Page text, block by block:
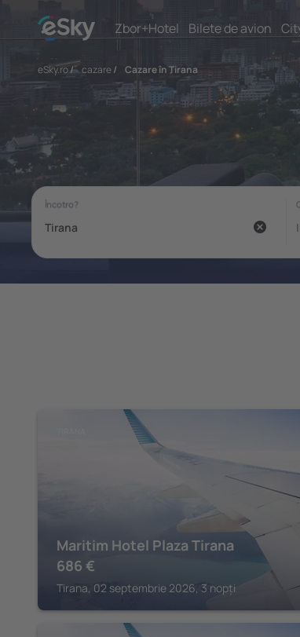
Zbor+Hotel Bilete de avion
eSky.ro/ cazare/ Cazare în Tirana
Maritim Hotel Plaza Tirana
686 €
Tirana, 02 septembrie 2026, 3 nopți